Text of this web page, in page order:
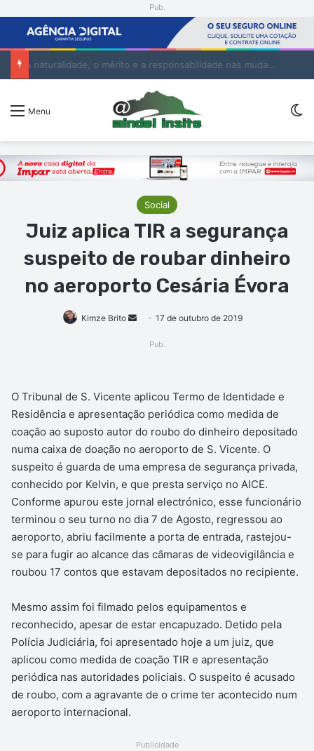
Pub.
Menu
Social
Juiz aplica TIR a segurança
suspeito de roubar dinheiro
no aeroporto Cesária Évora
Kimze Brito
Mande17 de outubro de 2019
Pub.
O Tribunal de S. Vicente aplicou Termo de Identidade e
Residência e apresentação periódica como medida de
coação ao suposto autor do roubo do dinheiro depositado
numa caixa de doação no aeroporto de S. Vicente. O
suspeito é guarda de uma empresa de segurança privada,
conhecido por Kelvin, e que presta serviço no AICE.
Conforme apurou este jornal electrónico, esse funcionário
terminou o seu turno no dia 7 de Agosto, regressou ao
aeroporto, abriu facilmente a porta de entrada, rastejou-
se para fugir ao alcance das câmaras de videovigilância e
roubou 17 contos que estavam depositados no recipiente.
Mesmo assim foi filmado pelos equipamentos e
reconhecido, apesar de estar encapuzado. Detido pela
Polícia Judiciária, foi apresentado hoje a um juiz, que
aplicou como medida de coação TIR e apresentação
periódica nas autoridades policiais. O suspeito é acusado
de roubo, com a agravante de o crime ter acontecido num
aeroporto internacional.
Publicidade